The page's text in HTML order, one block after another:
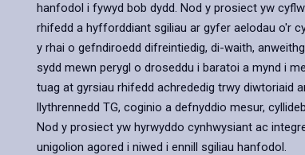
hanfodol i fywyd bob dydd. Nod y prosiect yw
rhifedd a hyfforddiant sgiliau ar gyfer aelodau o'r
y rhai o gefndiroedd difreintiedig, di-waith,
sydd mewn perygl o droseddu i baratoi a mynd i
tuag at gyrsiau rhifedd achrededig trwy diwtoriaid
llythrennedd TG, coginio a defnyddio mesur,
Nod y prosiect yw hyrwyddo cynhwysiant ac
unigolion agored i niwed i ennill sgiliau hanfodol.